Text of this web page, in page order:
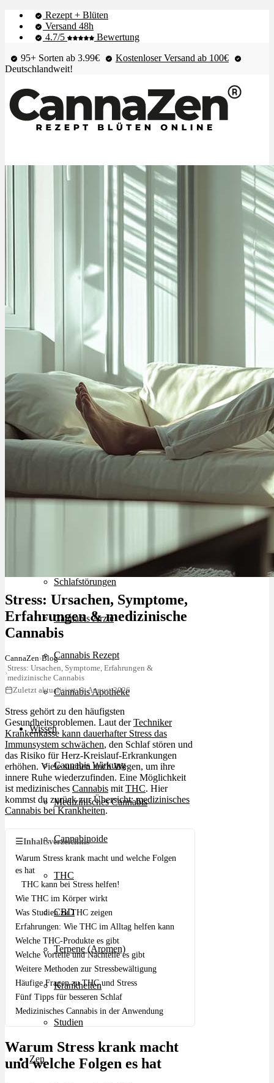
Rezept + Blüten
Versand 48h
4.7/5
Bewertung
95+ Sorten ab 3.99€
Kostenloser Versand ab 100€
Deutschlandweit!
Shop & Live-Bestand
Alle Krankheiten
Chronische Schmerzen
ADHS
Chronische Migräne
Schlafstörungen
Cannabis Ärzte
Cannabis Rezept
Cannabis Apotheke
Wissen
Cannabis Wirkung
Medizinisches Cannabis
Cannabinoide
THC
CBD
Terpene (Aromen)
Krankheiten
Studien
Zen
Stress: Ursachen, Symptome,
Erfahrungen & medizinische
Cannabis
CannaZen›Blog
›
Stress: Ursachen, Symptome, Erfahrungen &
medizinische Cannabis
Zuletzt aktualisiert: 3. August 2026
Stress gehört zu den häufigsten
Gesundheitsproblemen. Laut derTechniker
Krankenkasse kann dauerhafter Stress das
Immunsystem schwächen, den Schlaf stören und
das Risiko für Herz-Kreislauf-Erkrankungen
erhöhen. Viele suchen nach Wegen, um ihre
innere Ruhe wiederzufinden. Eine Möglichkeit
ist medizinisches Cannabis mit THC. Hier
kommst du zurück zur Übersicht:medizinisches
Cannabis bei Krankheiten.
☰Inhaltsverzeichnis
Warum Stress krank macht und welche Folgen
es hat
THC kann bei Stress helfen!
Wie THC im Körper wirkt
Was Studien zu THC zeigen
Erfahrungen: Wie THC im Alltag helfen kann
Welche THC-Produkte es gibt
Welche Vorteile und Nachteile es gibt
Weitere Methoden zur Stressbewältigung
Häufige Fragen zu THC und Stress
Fünf Tipps für besseren Schlaf
Medizinisches Cannabis in der Anwendung
Warum Stress krank macht
und welche Folgen es hat